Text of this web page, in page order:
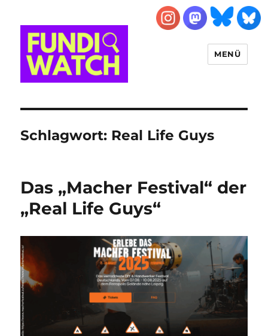
MENÜ
Schlagwort: Real Life Guys
Das „Macher Festival“ der
„Real Life Guys“